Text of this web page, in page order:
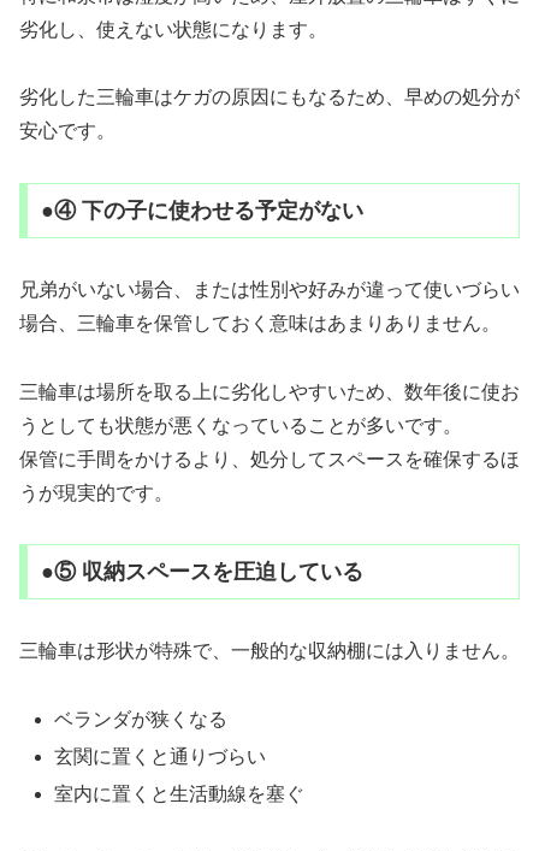
劣化し、使えない状態になります。
劣化した三輪車はケガの原因にもなるため、早めの処分が
安心です。
●④ 下の子に使わせる予定がない
兄弟がいない場合、または性別や好みが違って使いづらい
場合、三輪車を保管しておく意味はあまりありません。
三輪車は場所を取る上に劣化しやすいため、数年後に使お
うとしても状態が悪くなっていることが多いです。
保管に手間をかけるより、処分してスペースを確保するほ
うが現実的です。
●⑤ 収納スペースを圧迫している
三輪車は形状が特殊で、一般的な収納棚には入りません。
ベランダが狭くなる
玄関に置くと通りづらい
室内に置くと生活動線を塞ぐ